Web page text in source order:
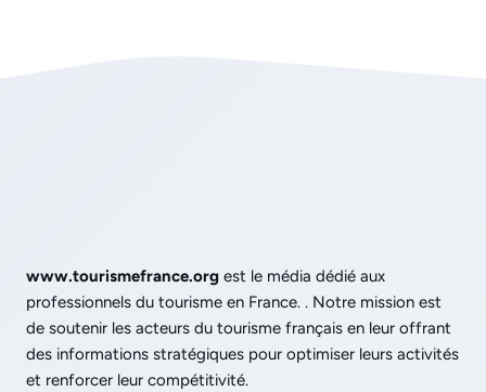
www.tourismefrance.org est le média dédié aux
professionnels du tourisme en France. . Notre mission est
de soutenir les acteurs du tourisme français en leur offrant
des informations stratégiques pour optimiser leurs activités
et renforcer leur compétitivité.